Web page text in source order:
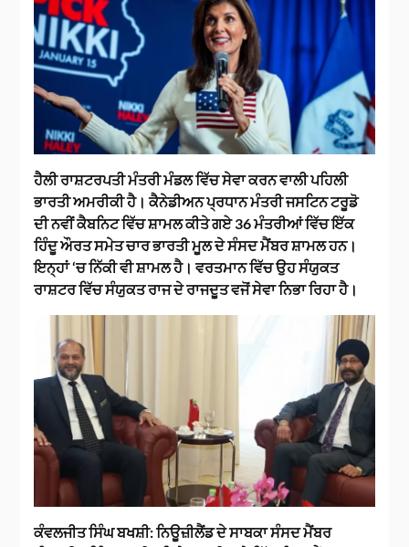
ਹੈਲੀ ਰਾਸ਼ਟਰਪਤੀ ਮੰਤਰੀ ਮੰਡਲ ਵਿੱਚ ਸੇਵਾ ਕਰਨ ਵਾਲੀ ਪਹਿਲੀ
ਭਾਰਤੀ ਅਮਰੀਕੀ ਹੈ। ਕੈਨੇਡੀਅਨ ਪ੍ਰਧਾਨ ਮੰਤਰੀ ਜਸਟਿਨ ਟਰੂਡੋ
ਦੀ ਨਵੀਂ ਕੈਬਨਿਟ ਵਿੱਚ ਸ਼ਾਮਲ ਕੀਤੇ ਗਏ 36 ਮੰਤਰੀਆਂ ਵਿੱਚ ਇੱਕ
ਹਿੰਦੂ ਔਰਤ ਸਮੇਤ ਚਾਰ ਭਾਰਤੀ ਮੂਲ ਦੇ ਸੰਸਦ ਮੈਂਬਰ ਸ਼ਾਮਲ ਹਨ।
ਇਨ੍ਹਾਂ ‘ਚ ਨਿੱਕੀ ਵੀ ਸ਼ਾਮਲ ਹੈ। ਵਰਤਮਾਨ ਵਿੱਚ ਉਹ ਸੰਯੁਕਤ
ਰਾਸ਼ਟਰ ਵਿੱਚ ਸੰਯੁਕਤ ਰਾਜ ਦੇ ਰਾਜਦੂਤ ਵਜੋਂ ਸੇਵਾ ਨਿਭਾ ਰਿਹਾ ਹੈ।
ਕੰਵਲਜੀਤ ਸਿੰਘ ਬਖਸ਼ੀ:ਨਿਊਜ਼ੀਲੈਂਡ ਦੇ ਸਾਬਕਾ ਸੰਸਦ ਮੈਂਬਰ